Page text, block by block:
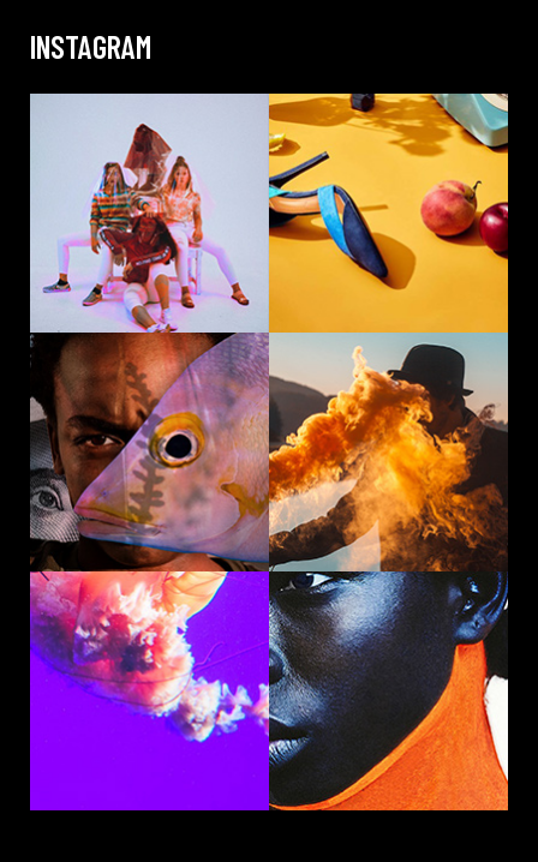
INSTAGRAM